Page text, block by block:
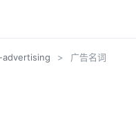
> 广告名词